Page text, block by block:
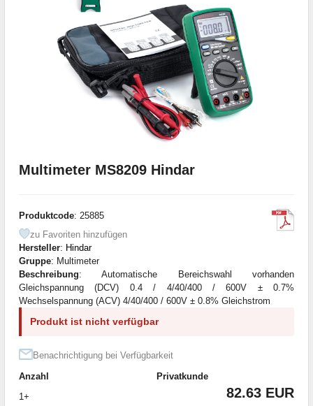
Multimeter MS8209 Hindar
Produktcode: 25885
zu Favoriten hinzufügen
Hersteller: Hindar
Gruppe: Multimeter
Beschreibung: Automatische Bereichswahl vorhanden
Gleichspannung (DCV) 0.4 / 4/40/400 / 600V ± 0.7%
Wechselspannung (ACV) 4/40/400 / 600V ± 0.8% Gleichstrom
Produkt ist nicht verfügbar
Benachrichtigung bei Verfügbarkeit
Anzahl
Privatkunde
1+
82.63 EUR